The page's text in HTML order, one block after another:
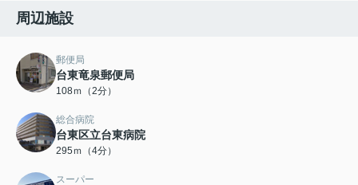
周辺施設
郵便局
台東竜泉郵便局
108ｍ（2分）
総合病院
台東区立台東病院
295ｍ（4分）
スーパー